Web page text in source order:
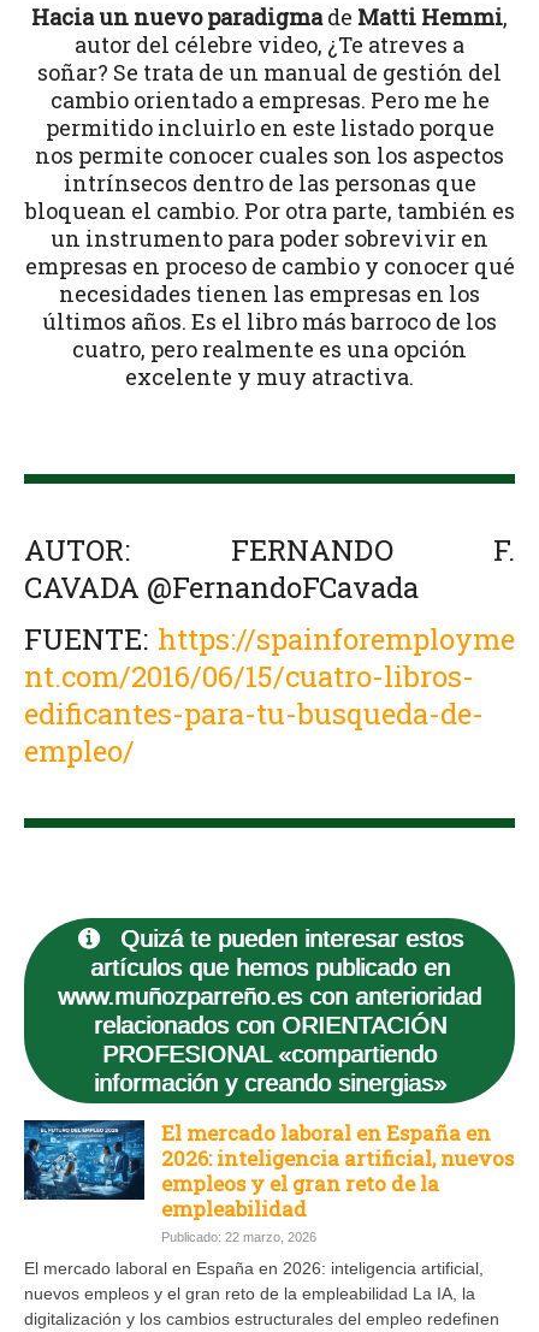
Hacia un nuevo paradigmade Matti Hemmi,
autor del célebre video, ¿Te atreves a
soñar? Se trata de un manual de gestión del
cambio orientado a empresas. Pero me he
permitido incluirlo en este listado porque
nos permite conocer cuales son los aspectos
intrínsecos dentro de las personas que
bloquean el cambio. Por otra parte, también es
un instrumento para poder sobrevivir en
empresas en proceso de cambio y conocer qué
necesidades tienen las empresas en los
últimos años. Es el libro más barroco de los
cuatro, pero realmente es una opción
excelente y muy atractiva.
AUTOR: FERNANDO F.
CAVADA @FernandoFCavada
FUENTE: https://spainforemployme
nt.com/2016/06/15/cuatro-libros-
edificantes-para-tu-busqueda-de-
empleo/
Quizá te pueden interesar estos
artículos que hemos publicado en
www.muñozparreño.es con anterioridad
relacionados con ORIENTACIÓN
PROFESIONAL «compartiendo
información y creando sinergias»
El mercado laboral en España en
2026: inteligencia artificial, nuevos
empleos y el gran reto de la
empleabilidad
Publicado: 22 marzo, 2026
El mercado laboral en España en 2026: inteligencia artificial,
nuevos empleos y el gran reto de la empleabilidad La IA, la
digitalización y los cambios estructurales del empleo redefinen